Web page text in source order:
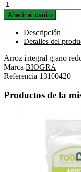
Añadir al carrito
Descripción
Detalles del
Arroz integral grano
Marca BIOGRA
Referencia 13100420
Productos de la